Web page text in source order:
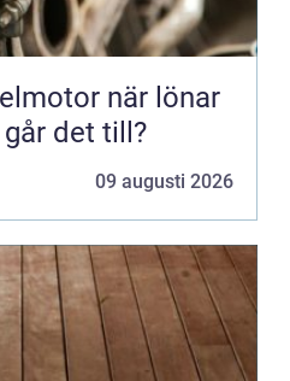
när lönar
det till?
09 augusti 2026